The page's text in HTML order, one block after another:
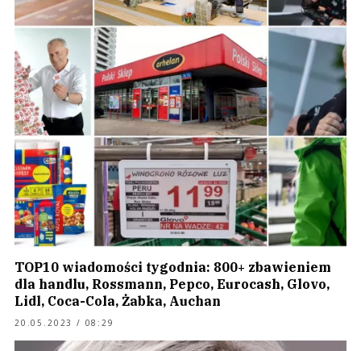
TOP10 wiadomości tygodnia: 800+ zbawieniem
dla handlu, Rossmann, Pepco, Eurocash, Glovo,
Lidl, Coca-Cola, Żabka, Auchan
20.05.2023 / 08:29